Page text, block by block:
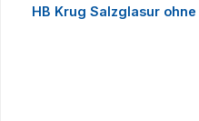
HB Krug Salzglasur